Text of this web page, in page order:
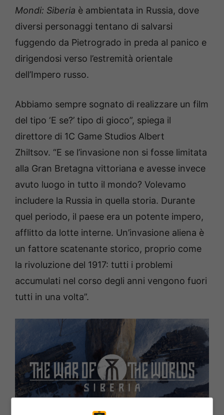
Mondi: Siberia è ambientata in Russia, dove
diversi personaggi tentano di salvarsi
fuggendo da Pietrogrado in preda al panico e
dirigendosi verso l’estremità orientale
dell’Impero russo.
Abbiamo sempre sognato di realizzare un film
del tipo ‘E se?’ tipo di gioco”, spiega il
direttore di 1C Game Studios Albert
Zhiltsov. “E se l’invasione non si fosse limitata
alla Gran Bretagna vittoriana e avesse invece
avuto luogo in tutto il mondo? Volevamo
includere la Russia in quella storia. Durante
quel periodo, il paese era un potente impero,
afflitto da lotte interne. Un’invasione aliena è
un fattore scatenante storico, proprio come
la rivoluzione del 1917: tutti i problemi
accumulati nel corso degli anni vengono fuori
tutti in una volta”.